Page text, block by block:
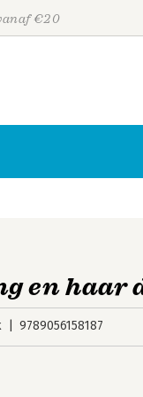
€20
en haar
9789056158187
Personen